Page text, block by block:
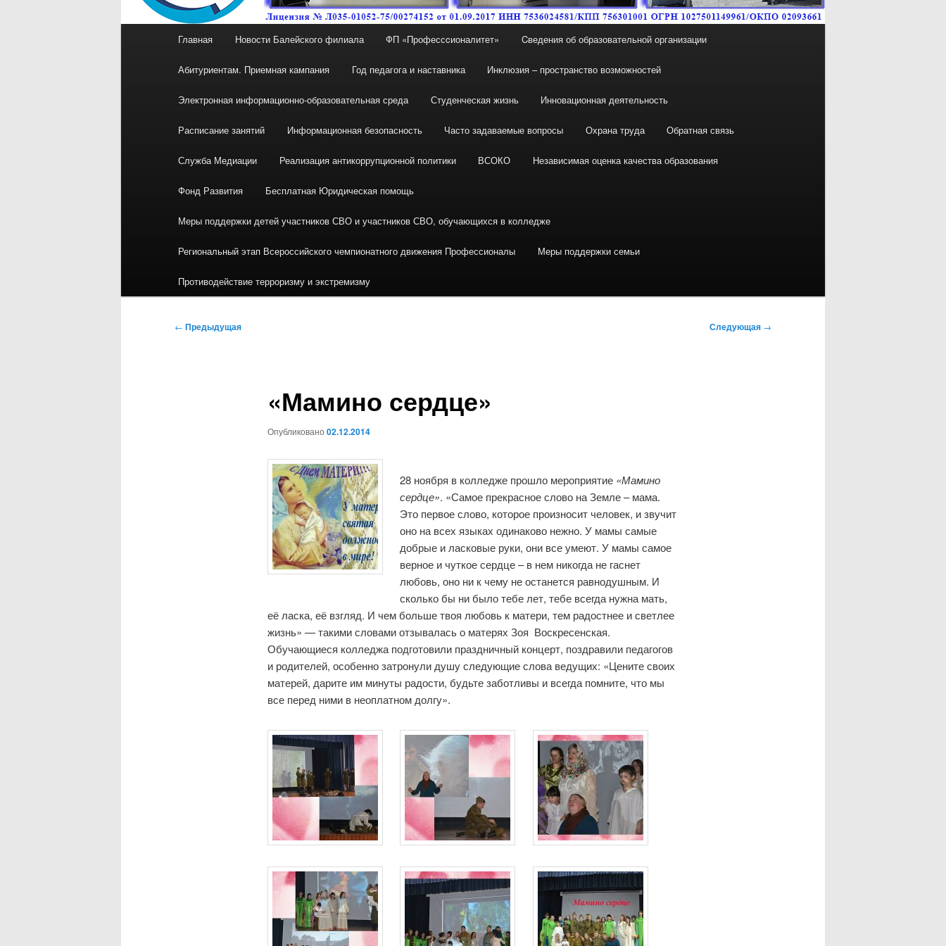
Главная Новости Балейского филиала ФП «Профессcионалитет» Cведения об образовательной организации
Абитуриентам. Приемная кампания Год педагога и наставника Инклюзия – пространство возможностей
Электронная информационно-образовательная среда Студенческая жизнь Инновационная деятельность
Расписание занятий Информационная безопасность Часто задаваемые вопросы Охрана труда Обратная связь
Служба Медиации Реализация антикоррупционной политики ВСОКО Независимая оценка качества образования
Фонд Развития Бесплатная Юридическая помощь
Меры поддержки детей участников СВО и участников СВО, обучающихся в колледже
Региональный этап Всероссийского чемпионатного движения Профессионалы Меры поддержки семьи
Противодействие терроризму и экстремизму
Навигация
← Предыдущая Следующая →
«Мамино сердце»
Опубликовано 02.12.2014
28 ноября в колледже прошло мероприятие «Мамино
сердце». «Самое прекрасное слово на Земле – мама.
Это первое слово, которое произносит человек, и звучит
оно на всех языках одинаково нежно. У мамы самые
добрые и ласковые руки, они все умеют. У мамы самое
верное и чуткое сердце – в нем никогда не гаснет
любовь, оно ни к чему не останется равнодушным. И
сколько бы ни было тебе лет, тебе всегда нужна мать,
её ласка, её взгляд. И чем больше твоя любовь к матери, тем радостнее и светлее
жизнь» — такими словами отзывалась о матерях Зоя Воскресенская.
Обучающиеся колледжа подготовили праздничный концерт, поздравили педагогов
и родителей, особенно затронули душу следующие слова ведущих: «Цените своих
матерей, дарите им минуты радости, будьте заботливы и всегда помните, что мы
все перед ними в неоплатном долгу».